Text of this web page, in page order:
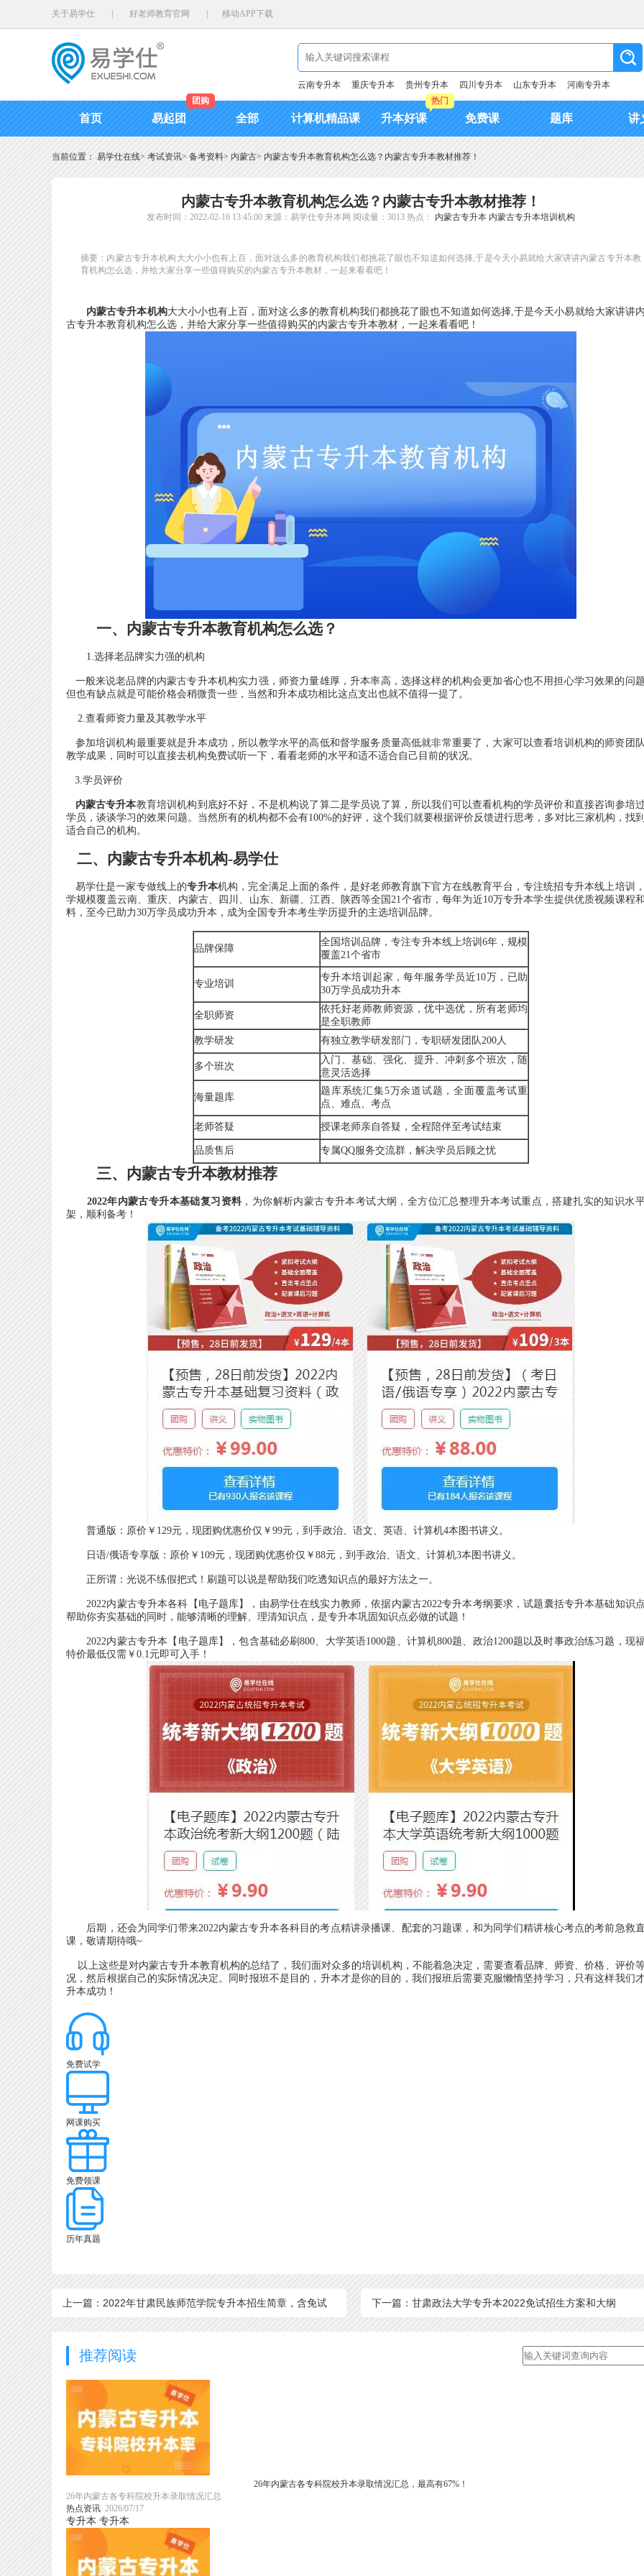
关于易学仕 好老师教育官网 移动APP下载
云南专升本 重庆专升本 贵州专升本 四川专升本 山东专升本 河南专升本
首页 易起团
团购
全部 计算机精品课 升本好课
热门
免费课 题库 讲
当前位置： 易学仕在线> 考试资讯> 备考资料> 内蒙古> 内蒙古专升本教育机构怎么选？内蒙古专升本教材推荐！
内蒙古专升本教育机构怎么选？内蒙古专升本教材推荐！
发布时间：2022-02-16 13:45:00 来源：易学仕专升本网 阅读量：3013 热点： 内蒙古专升本 内蒙古专升本培训机构
摘要：内蒙古专升本机构大大小小也有上百，面对这么多的教育机构我们都挑花了眼也不知道如何选择,于是今天小易就给大家讲讲内蒙古专升本教
育机构怎么选，并给大家分享一些值得购买的内蒙古专升本教材，一起来看看吧！
内蒙古专升本机构大大小小也有上百，面对这么多的教育机构我们都挑花了眼也不知道如何选择,于是今天小易就给大家讲讲
古专升本教育机构怎么选，并给大家分享一些值得购买的内蒙古专升本教材，一起来看看吧！
一、内蒙古专升本教育机构怎么选？
1.选择老品牌实力强的机构
一般来说老品牌的内蒙古专升本机构实力强，师资力量雄厚，升本率高，选择这样的机构会更加省心也不用担心学习效果的问
但也有缺点就是可能价格会稍微贵一些，当然和升本成功相比这点支出也就不值得一提了。
2.查看师资力量及其教学水平
参加培训机构最重要就是升本成功，所以教学水平的高低和督学服务质量高低就非常重要了，大家可以查看培训机构的师资团
教学成果，同时可以直接去机构免费试听一下，看看老师的水平和适不适合自己目前的状况。
3.学员评价
内蒙古专升本教育培训机构到底好不好，不是机构说了算二是学员说了算，所以我们可以查看机构的学员评价和直接咨询参培
学员，谈谈学习的效果问题。当然所有的机构都不会有100%的好评，这个我们就要根据评价反馈进行思考，多对比三家机构，找
适合自己的机构。
二、内蒙古专升本机构-易学仕
易学仕是一家专做线上的专升本机构，完全满足上面的条件，是好老师教育旗下官方在线教育平台，专注统招专升本线上培训
学规模覆盖云南、重庆、内蒙古、四川、山东、新疆、江西、陕西等全国21个省市，每年为近10万专升本学生提供优质视频课程
料，至今已助力30万学员成功升本，成为全国专升本考生学历提升的主选培训品牌。
品牌保障
全国培训品牌，专注专升本线上培训6年，规模
覆盖21个省市
专业培训
专升本培训起家，每年服务学员近10万，已助
30万学员成功升本
全职师资
依托好老师教师资源，优中选优，所有老师均
是全职教师
教学研发
有独立教学研发部门，专职研发团队200人
多个班次
入门、基础、强化、提升、冲刺多个班次，随
意灵活选择
海量题库
题库系统汇集5万余道试题，全面覆盖考试重
点、难点、考点
老师答疑 授课老师亲自答疑，全程陪伴至考试结束
品质售后 专属QQ服务交流群，解决学员后顾之忧
三、内蒙古专升本教材推荐
2022年内蒙古专升本基础复习资料 ，为你解析内蒙古专升本考试大纲，全方位汇总整理升本考试重点，搭建扎实的知识水
架，顺利备考！
普通版：原价￥129元，现团购优惠价仅￥99元，到手政治、语文、英语、计算机4本图书讲义。
日语/俄语专享版：原价￥109元，现团购优惠价仅￥88元，到手政治、语文、计算机3本图书讲义。
正所谓：光说不练假把式！刷题可以说是帮助我们吃透知识点的最好方法之一。
2022内蒙古专升本各科【电子题库】，由易学仕在线实力教师，依据内蒙古2022专升本考纲要求，试题囊括专升本基础知识
帮助你夯实基础的同时，能够清晰的理解、理清知识点，是专升本巩固知识点必做的试题！
2022内蒙古专升本【电子题库】，包含基础必刷800、大学英语1000题、计算机800题、政治1200题以及时事政治练习题，现
特价最低仅需￥0.1元即可入手！
后期，还会为同学们带来2022内蒙古专升本各科目的考点精讲录播课、配套的习题课，和为同学们精讲核心考点的考前急救
课，敬请期待哦~
以上这些是对内蒙古专升本教育机构的总结了，我们面对众多的培训机构，不能着急决定，需要查看品牌、师资、价格、评价
况，然后根据自己的实际情况决定。同时报班不是目的，升本才是你的目的，我们报班后需要克服懒惰坚持学习，只有这样我们
升本成功！
免费试学
网课购买
免费领课
历年真题
上一篇：2022年甘肃民族师范学院专升本招生简章，含免试
大纲
下一篇：甘肃政法大学专升本2022免试招生方案和大纲
推荐阅读
26年内蒙古各专科院校升本录取情况汇总，最高有67%！
26年内蒙古各专科院校升本录取情况汇总
热点资讯 2026/07/17
专升本 专升本